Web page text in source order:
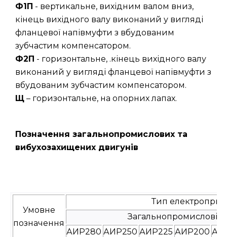
Ф1П - вертикальне, вихідним валом вниз,
кінець вихідного валу виконаний у вигляді
фланцевої напівмуфти з вбудованим
зубчастим компенсатором.
Ф2П - горизонтальне, .кінець вихідного валу
виконаний у вигляді фланцевої напівмуфти з
вбудованим зубчастим компенсатором.
Щ – горизонтальне, на опорних лапах.
Позначення загальнопромислових та
вибухозахищених двигунів
Умовне
позначення
Тип
Загальнопромислові
АИР280 АИР250 АИР225 АИР200